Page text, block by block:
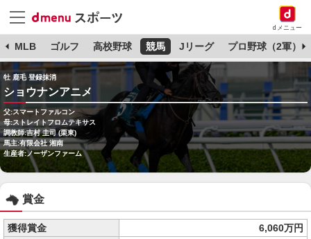
dメニュー
MLB ゴルフ 高校野球 競馬 Jリーグ プロ野球（2軍）
牡 鹿毛 登録抹消
ショウナンアニメ
父:スマートファルコン
母:ストレイトフロムテキサス
調教師:吉村 圭司 (栗東)
馬主:有限会社 湘南
生産者:ノーザンファーム
賞金
獲得賞金
6,060万円